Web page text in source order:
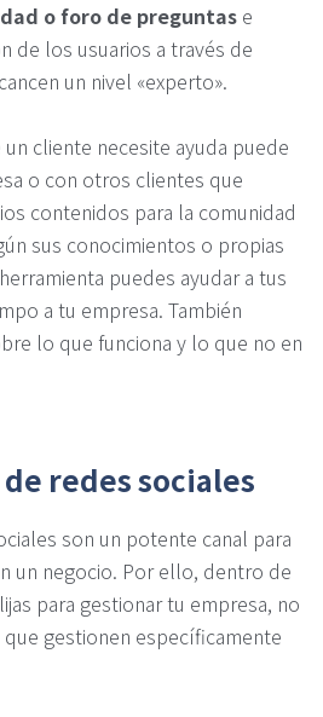
o foro de preguntas e
de los usuarios a través de
un nivel «experto».
cliente necesite ayuda puede
o con otros clientes que
contenidos para la comunidad
sus conocimientos o propias
puedes ayudar a tus
a tu empresa. También
lo que funciona y lo que no en
redes sociales
son un potente canal para
un negocio. Por ello, dentro de
para gestionar tu empresa, no
gestionen específicamente